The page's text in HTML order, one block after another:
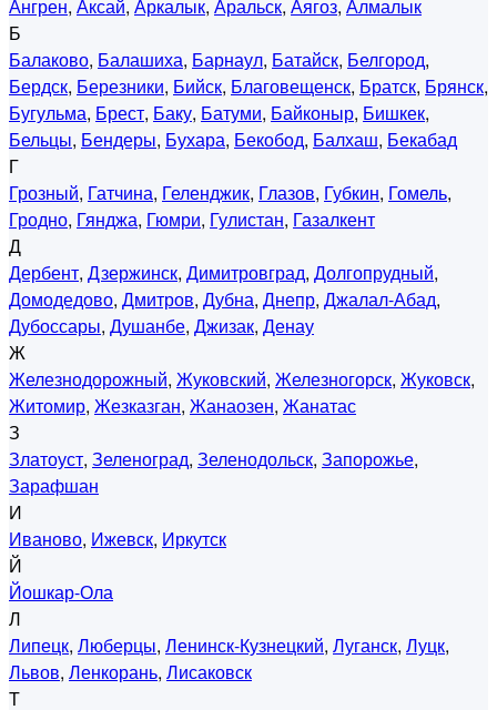
Ангрен, Аксай, Аркалык, Аральск, Аягоз, Алмалык
Б
Балаково, Балашиха, Барнаул, Батайск, Белгород,
Бердск, Березники, Бийск, Благовещенск, Братск, Брянск,
Бугульма, Брест, Баку, Батуми, Байконыр, Бишкек,
Бельцы, Бендеры, Бухара, Бекобод, Балхаш, Бекабад
Г
Грозный, Гатчина, Геленджик, Глазов, Губкин, Гомель,
Гродно, Гянджа, Гюмри, Гулистан, Газалкент
Д
Дербент, Дзержинск, Димитровград, Долгопрудный,
Домодедово, Дмитров, Дубна, Днепр, Джалал-Абад,
Дубоссары, Душанбе, Джизак, Денау
Ж
Железнодорожный, Жуковский, Железногорск, Жуковск,
Житомир, Жезказган, Жанаозен, Жанатас
З
Златоуст, Зеленоград, Зеленодольск, Запорожье,
Зарафшан
И
Иваново, Ижевск, Иркутск
Й
Йошкар-Ола
Л
Липецк, Люберцы, Ленинск-Кузнецкий, Луганск, Луцк,
Львов, Ленкорань, Лисаковск
Т